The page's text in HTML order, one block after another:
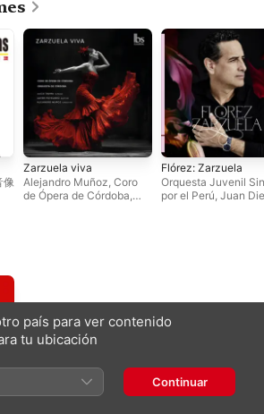
像
Zarzuela viva
Alejandro Muñoz, Coro
de Ópera de Córdoba,
Flórez: Zarzuela
Orquesta Juvenil
por el Perú, Juan
país para ver contenido
tu ubicación
Continuar